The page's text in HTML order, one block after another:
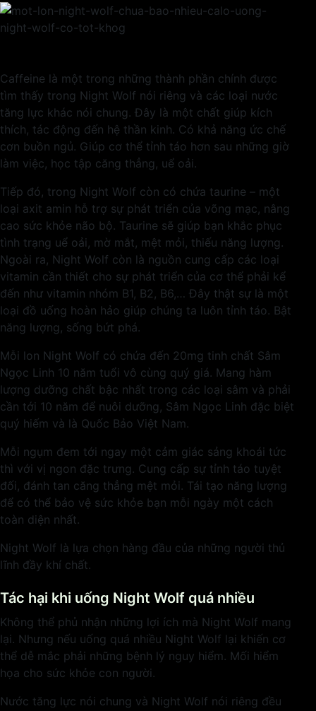
Caffeine là một trong những thành phần chính được
tìm thấy trong Night Wolf nói riêng và các loại nước
tăng lực khác nói chung. Đây là một chất giúp kích
thích, tác động đến hệ thần kinh. Có khả năng ức chế
cơn buồn ngủ. Giúp cơ thể tỉnh táo hơn sau những giờ
làm việc, học tập căng thẳng, uể oải.
Tiếp đó, trong Night Wolf còn có chứa taurine – một
loại axit amin hỗ trợ sự phát triển của võng mạc, nâng
cao sức khỏe não bộ. Taurine sẽ giúp bạn khắc phục
tình trạng uể oải, mờ mắt, mệt mỏi, thiếu năng lượng.
Ngoài ra, Night Wolf còn là nguồn cung cấp các loại
vitamin cần thiết cho sự phát triển của cơ thể phải kể
đến như vitamin nhóm B1, B2, B6,… Đây thật sự là một
loại đồ uống hoàn hảo giúp chúng ta luôn tỉnh táo. Bật
năng lượng, sống bứt phá.
Mỗi lon Night Wolf có chứa đến 20mg tinh chất Sâm
Ngọc Linh 10 năm tuổi vô cùng quý giá. Mang hàm
lượng dưỡng chất bậc nhất trong các loại sâm và phải
cần tới 10 năm để nuôi dưỡng, Sâm Ngọc Linh đặc biệt
quý hiếm và là Quốc Bảo Việt Nam.
Mỗi ngụm đem tới ngay một cảm giác sảng khoái tức
thì với vị ngon đặc trưng. Cung cấp sự tỉnh táo tuyệt
đối, đánh tan căng thẳng mệt mỏi. Tái tạo năng lượng
để có thể bảo vệ sức khỏe bạn mỗi ngày một cách
toàn diện nhất.
Night Wolf là lựa chọn hàng đầu của những người thủ
lĩnh đầy khí chất.
Tác hại khi uống Night Wolf quá nhiều
Không thể phủ nhận những lợi ích mà Night Wolf mang
lại. Nhưng nếu uống quá nhiều Night Wolf lại khiến cơ
thể dễ mắc phải những bệnh lý nguy hiểm. Mối hiểm
họa cho sức khỏe con người.
Nước tăng lực nói chung và Night Wolf nói riêng đều